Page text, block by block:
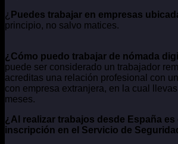
¿ Puedes trabajar en empresas
principio, no salvo matices.
¿Cómo puedo trabajar de nómada
puede ser considerado un trabajador
acreditas una relación profesional con
con empresa extranjera, en la cual
meses.
¿Al realizar trabajos desde España
inscripción en el Servicio de